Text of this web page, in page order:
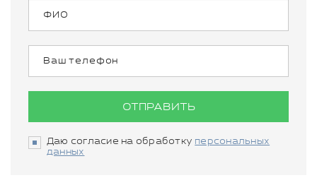
ОТПРАВИТЬ
Даю согласие на обработку персональных
данных